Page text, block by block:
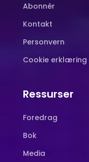
Abonnér
Kontakt
Personvern
Cookie erklæring
Ressurser
Foredrag
Bok
Media